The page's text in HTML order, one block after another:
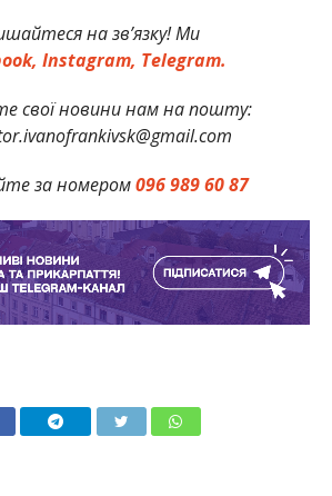
на зв’язку! Ми
Instagram, Telegram.
свої новини нам на пошту:
за номером096 989 60 87